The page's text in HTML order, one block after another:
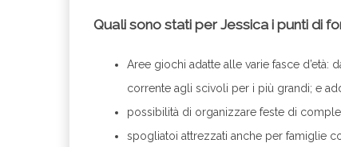
Quali sono stati per Jessica i punti di
Aree giochi adatte alle varie fasce
corrente agli scivoli per i più grandi; e
possibilità di organizzare feste di
spogliatoi attrezzati anche per famiglie